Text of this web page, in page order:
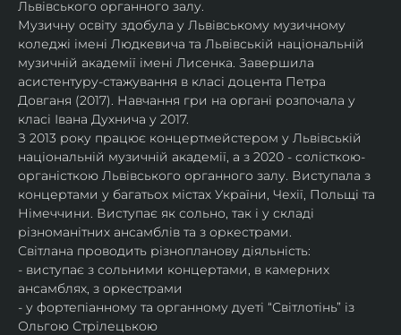
Львівського органного залу.
Музичну освіту здобула у Львівському музичному
коледжі імені Людкевича та Львівській національній
музичній академії імені Лисенка. Завершила
асистентуру-стажування в класі доцента Петра
Довганя (2017). Навчання гри на органі розпочала у
класі Івана Духнича у 2017.
З 2013 року працює концертмейстером у Львівській
національній музичній академії, а з 2020 - солісткою-
органісткою Львівського органного залу. Виступала з
концертами у багатьох містах України, Чехії, Польщі та
Німеччини. Виступає як сольно, так і у складі
різноманітних ансамблів та з оркестрами.​
Світлана проводить різнопланову діяльність:
- виступає з сольними концертами, в камерних
ансамблях, з оркестрами
- у фортепіанному та органному дуеті “Світлотінь” із
Ольгою Стрілецькою